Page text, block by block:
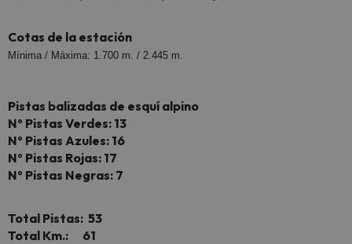
Cotas de la estación
Mínima / Máxima: 1.700 m. / 2.445 m.
Pistas balizadas de esquí alpino
Nº Pistas Verdes: 13
Nº Pistas Azules: 16
Nº Pistas Rojas: 17
Nº Pistas Negras: 7
Total Pistas: 53
Total Km.: 61